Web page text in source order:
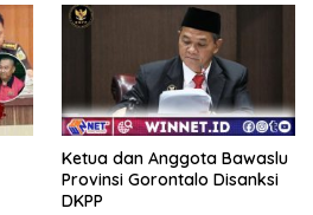
Ketua dan Anggota Bawaslu
Provinsi Gorontalo Disanksi
DKPP